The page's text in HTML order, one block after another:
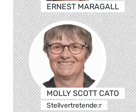
ERNEST MARAGALL
MOLLY SCOTT CATO
Stellvertretende:r